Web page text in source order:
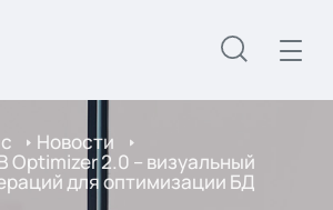
Новости
Optimizer 2.0 – визуальный
для оптимизации БД